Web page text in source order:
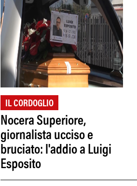
IL CORDOGLIO
Nocera Superiore,
giornalista ucciso e
bruciato: l'addio a Luigi
Esposito